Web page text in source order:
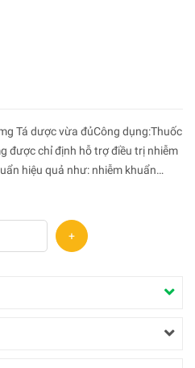
được chỉ định hỗ trợ điều trị nhiễm
hiệu quả như: nhiễm khuẩn
+